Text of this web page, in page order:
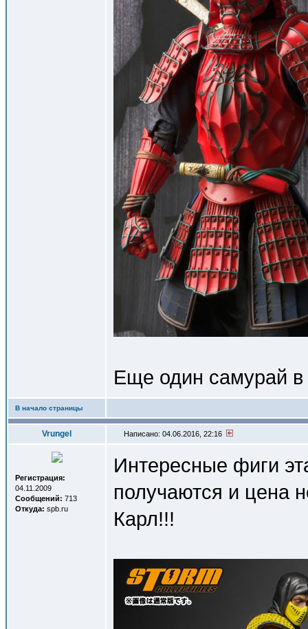
Еще один самурай
В начало страницы
Vrungel Написано: 04.06.2016, 22:16
Регистрация:
04.11.2009
Сообщений: 713
Откуда: spb.ru
Интересные фиги
получаются и цена
Карл!!!